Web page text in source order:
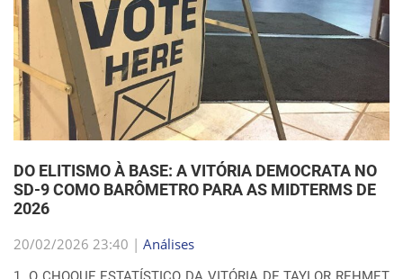
DO ELITISMO À BASE: A VITÓRIA DEMOCRATA NO
SD-9 COMO BARÔMETRO PARA AS MIDTERMS DE
2026
20/02/2026 23:40 | Análises